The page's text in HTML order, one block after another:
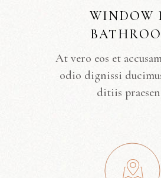
WINDOW
At vero eos et
odio dignissi
ditiis